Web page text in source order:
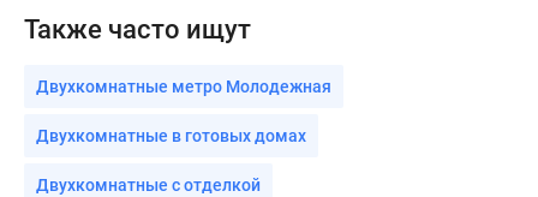
Также часто ищут
Двухкомнатные метро Молодежная
Двухкомнатные в готовых домах
Двухкомнатные с отделкой